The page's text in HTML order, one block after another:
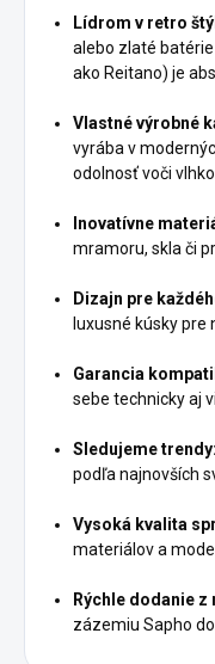
Lídrom v retro
alebo zlaté
ako Reitano) je
Vlastné výrobné
vyrába v
odolnosť voči
Inovatívne
mramoru, skla či
Dizajn pre
luxusné kúsky pre
Garancia
sebe technicky aj
Sledujeme trendy:
podľa najnovších
Vysoká kvalita
materiálov a
Rýchle dodanie z
zázemiu Sapho